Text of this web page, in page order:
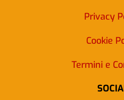
Privacy
Cookie
Termini e